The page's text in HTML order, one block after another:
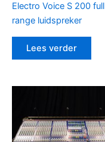
Electro Voice S 200 full
range luidspreker
Lees verder